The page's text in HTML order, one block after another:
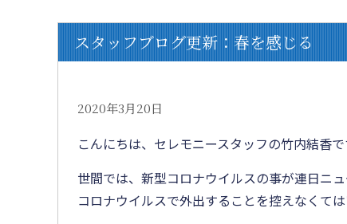
スタッフブログ更新：春を感じる
2020年3月20日
こんにちは、セレモニースタッフの竹内結香で
世間では、新型コロナウイルスの事が連日ニュ
コロナウイルスで外出することを控えなくては